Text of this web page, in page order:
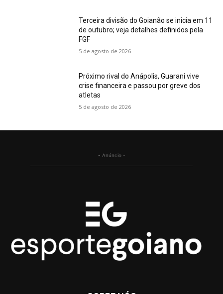
Terceira divisão do Goianão se inicia em 11
de outubro; veja detalhes definidos pela
FGF
5 de agosto de 2026
Próximo rival do Anápolis, Guarani vive
crise financeira e passou por greve dos
atletas
5 de agosto de 2026
- Anúncio -